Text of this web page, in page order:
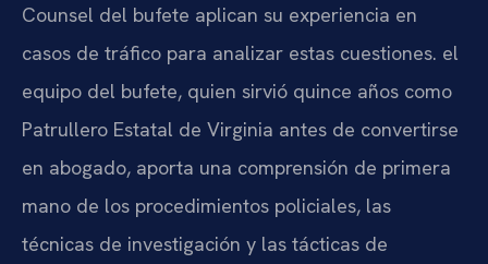
Counsel del bufete aplican su experiencia en
casos de tráfico para analizar estas cuestiones. el
equipo del bufete, quien sirvió quince años como
Patrullero Estatal de Virginia antes de convertirse
en abogado, aporta una comprensión de primera
mano de los procedimientos policiales, las
técnicas de investigación y las tácticas de